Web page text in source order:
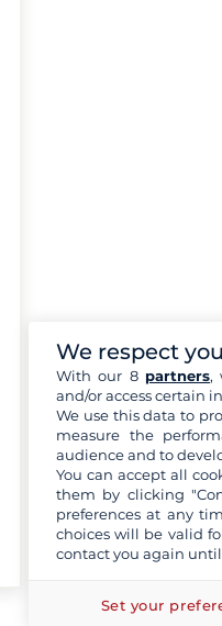
We respect
With our 8 partners,
and/or access certain
We use this data to
measure the
audience and to
You can accept all
them by clicking
preferences at any
choices will be valid
contact you again
Set your